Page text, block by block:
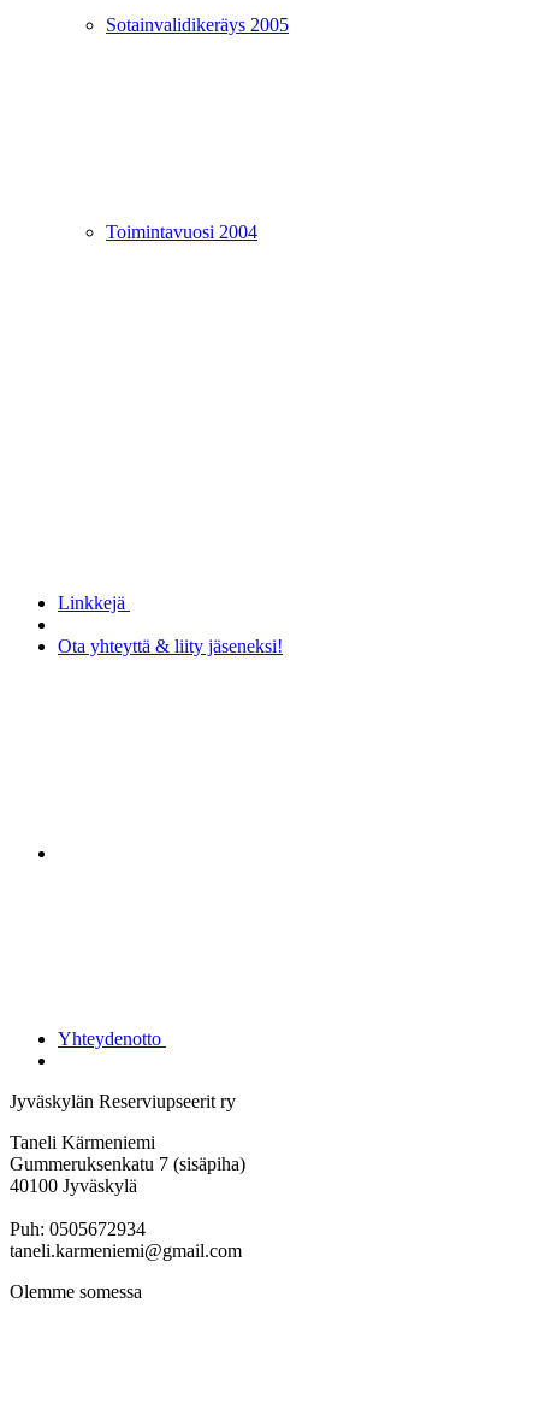
Sotainvalidikeräys 2005
Toimintavuosi 2004
Linkkejä
Ota yhteyttä & liity jäseneksi!
Yhteydenotto
Jyväskylän Reserviupseerit ry
Taneli Kärmeniemi
Gummeruksenkatu 7 (sisäpiha)
40100 Jyväskylä
Puh: 0505672934
taneli.karmeniemi@gmail.com
Olemme somessa